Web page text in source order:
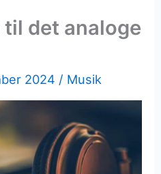
det analoge
2024 / Musik